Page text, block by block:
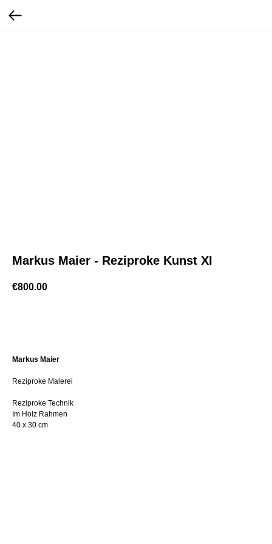
Markus Maier - Reziproke Kunst XI
€800.00
Markus Maier
Reziproke Malerei
Reziproke Technik
Im Holz Rahmen
40 x 30 cm